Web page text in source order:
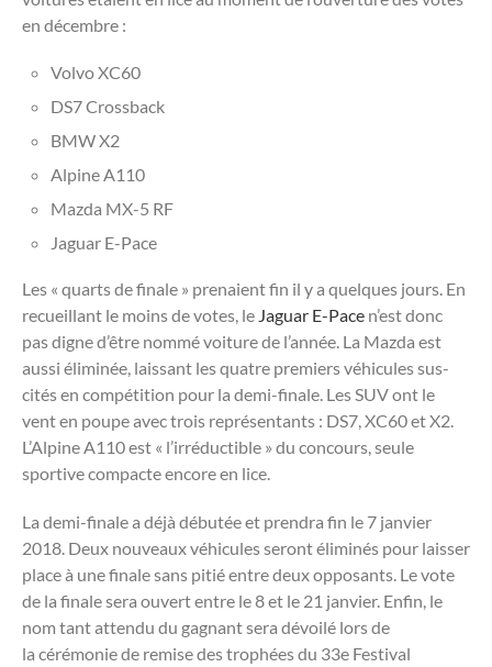
en décembre :
Volvo XC60
DS7 Crossback
BMW X2
Alpine A110
Mazda MX-5 RF
Jaguar E-Pace
Les « quarts de finale » prenaient fin il y a quelques jours. En
recueillant le moins de votes, le Jaguar E-Pace n’est donc
pas digne d’être nommé voiture de l’année. La Mazda est
aussi éliminée, laissant les quatre premiers véhicules sus-
cités en compétition pour la demi-finale. Les SUV ont le
vent en poupe avec trois représentants : DS7, XC60 et X2.
L’Alpine A110 est « l’irréductible » du concours, seule
sportive compacte encore en lice.
La demi-finale a déjà débutée et prendra fin le 7 janvier
2018. Deux nouveaux véhicules seront éliminés pour laisser
place à une finale sans pitié entre deux opposants. Le vote
de la finale sera ouvert entre le 8 et le 21 janvier. Enfin, le
nom tant attendu du gagnant sera dévoilé lors de
la cérémonie de remise des trophées du 33e Festival